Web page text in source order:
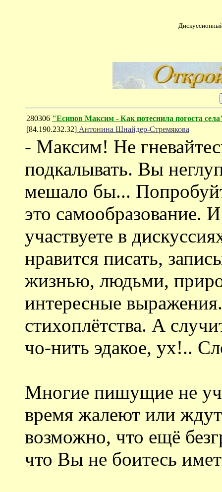
280306 "Есипов Максим - Как потеснила погоста
[84.190.232.32] Антонина Шнайдер-Стремякова
- Максим! Не
подкалывать. Вы
мешало бы...
это самообразование.
участвуете в
нравится писать,
жизнью, людьми,
интересные
стихоплётства. А
чо-нить эдакое, ух!..
Многие пишущие не
время жалеют или
возможно, что ещё
что Вы не боитесь